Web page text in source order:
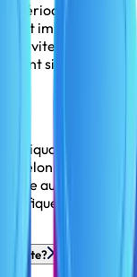
période limitée
est important de
éviter toute
si votre
des
selon votre plan
aux besoins
site?